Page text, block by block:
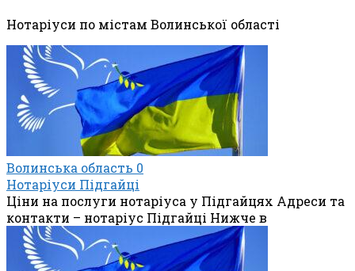
Нотаріуси по містам Волинської області
Волинська область 0
Нотаріуси Підгайці
Ціни на послуги нотаріуса у Підгайцях Адреси та
контакти – нотаріус Підгайці Нижче в